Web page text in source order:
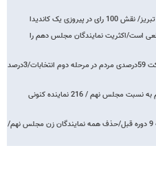
یک کاندیدا
است/اکثریت نمایندگان مجلس دهم را
سخنگوی وزارت کشور خبر داد:مشارکت 59درصدی مردم در مرحله دوم انتخابات/3درصد
تغییر 75درصدی ترکیب مجلس دهم به نسبت مجلس نهم / 216 نماینده کنونی
ضرب شَست «زنانه» مجلس دهم به 9 دوره قبل/حذف همه نمایندگان زن مجلس نهم/